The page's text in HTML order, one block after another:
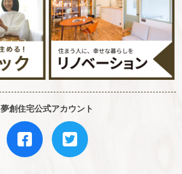
夢創住宅公式アカウント